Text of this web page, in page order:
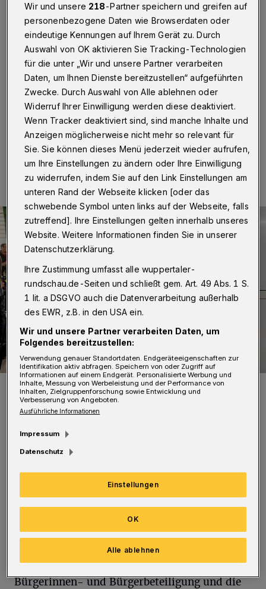
Wuppertal / Belgrad·Denise Frings, stellvertretende
Fraktionsvorsitzende der Wuppertaler Grünen, war am
vergangenen Wochenende in Belgrad. In der
serbischen Hauptstadt berichtete sie als junge
Stadtverordnete über ihr Ehrenamt und tauschte sich
mit anderen Kommunalpolitikerinnen und -politikern
aus.
16.02.2022 , 08:00 Uhr Eine Minute Lesezeit
Denise Frings (Grüne) in Belgrad.
Foto: Grüne
„Das war eine sehr interessante Erfahrung.
Ich wurde von den Europäischen Grünen
angefragt, um bei der Veranstaltung an einer
Podiumsdiskussion mit anderen
Stadtverordneten aus Schweden, Ungarn und
Kroatien teilzunehmen. Dort haben wir über
Bürgerinnen- und Bürgerbeteiligung und die
Wir und unsere 218-Partner speichern und greifen auf
personenbezogene Daten wie Browserdaten oder
eindeutige Kennungen auf Ihrem Gerät zu. Durch
Auswahl von OK aktivieren Sie Tracking-Technologien
für die unter „Wir und unsere Partner verarbeiten
Daten, um Ihnen Dienste bereitzustellen“ aufgeführten
Zwecke. Durch Auswahl von Alle ablehnen oder
Widerruf Ihrer Einwilligung werden diese deaktiviert.
Wenn Tracker deaktiviert sind, sind manche Inhalte und
Anzeigen möglicherweise nicht mehr so relevant für
Sie. Sie können dieses Menü jederzeit wieder aufrufen,
um Ihre Einstellungen zu ändern oder Ihre Einwilligung
zu widerrufen, indem Sie auf den Link Einstellungen am
unteren Rand der Webseite klicken [oder das
schwebende Symbol unten links auf der Webseite, falls
zutreffend]. Ihre Einstellungen gelten innerhalb unseres
Website. Weitere Informationen finden Sie in unserer
Datenschutzerklärung.
Ihre Zustimmung umfasst alle wuppertaler-
rundschau.de-Seiten und schließt gem. Art. 49 Abs. 1 S.
1 lit. a DSGVO auch die Datenverarbeitung außerhalb
des EWR, z.B. in den USA ein.
Wir und unsere Partner verarbeiten Daten, um
Folgendes bereitzustellen:
Verwendung genauer Standortdaten. Endgeräteeigenschaften zur
Identifikation aktiv abfragen. Speichern von oder Zugriff auf
Informationen auf einem Endgerät. Personalisierte Werbung und
Inhalte, Messung von Werbeleistung und der Performance von
Inhalten, Zielgruppenforschung sowie Entwicklung und
Verbesserung von Angeboten.
Ausführliche Informationen
Impressum
Datenschutz
Einstellungen
Alle ablehnen
OK